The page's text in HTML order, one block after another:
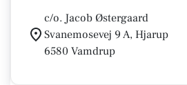
c/o. Jacob Østergaard
Svanemosevej 9 A, Hjarup
6580 Vamdrup